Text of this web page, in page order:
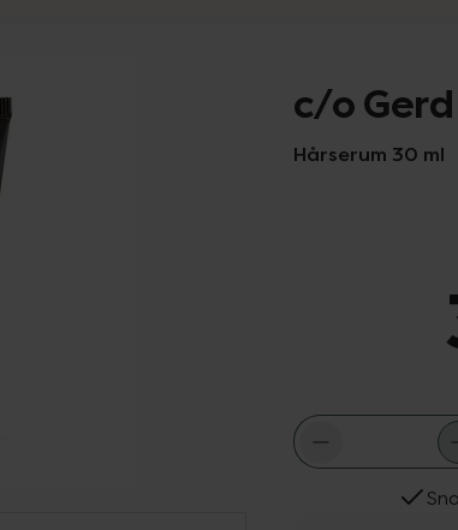
c/o
Hårserum 30 ml